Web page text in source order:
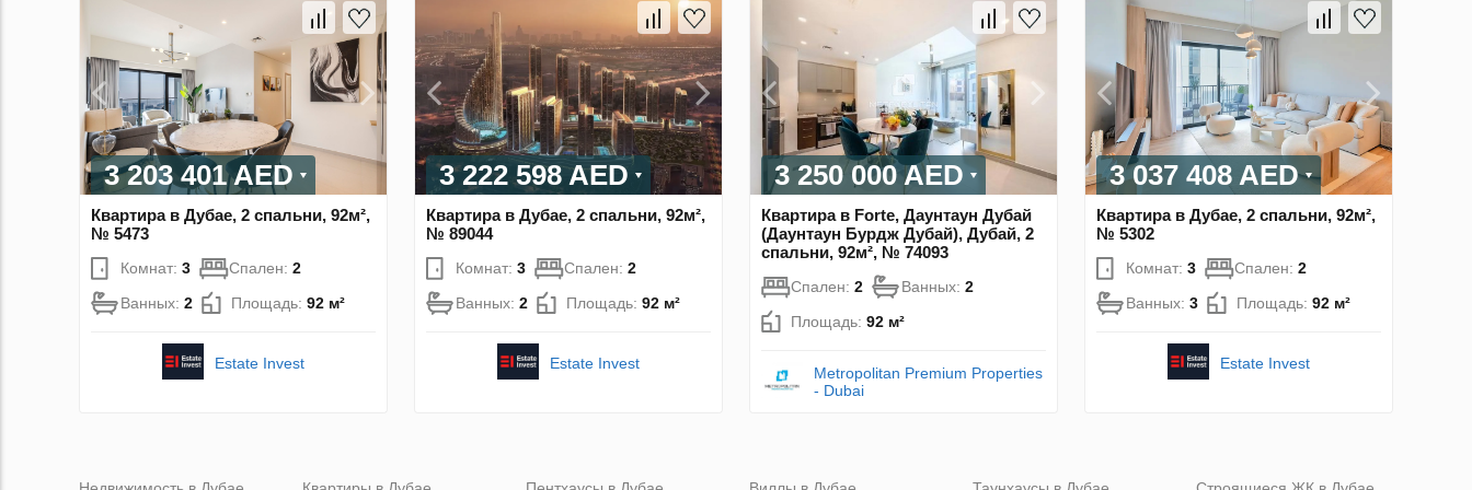
3 203 401 AED
Квартира в Дубае, 2 спальни, 92м²,
№ 5473
Комнат: 3 Спален: 2
Ванных: 2 Площадь: 92 м²
Estate Invest
3 222 598 AED
Квартира в Дубае, 2 спальни, 92м²,
№ 89044
Комнат: 3 Спален: 2
Ванных: 2 Площадь: 92 м²
Estate Invest
3 250 000 AED
Квартира в Forte, Даунтаун Дубай
(Даунтаун Бурдж Дубай), Дубай, 2
спальни, 92м², № 74093
Спален: 2 Ванных: 2
Площадь: 92 м²
Metropolitan Premium Properties
- Dubai
3 037 408 AED
Квартира в Дубае, 2 спальни, 92м²,
№ 5302
Комнат: 3 Спален: 2
Ванных: 3 Площадь: 92 м²
Estate Invest